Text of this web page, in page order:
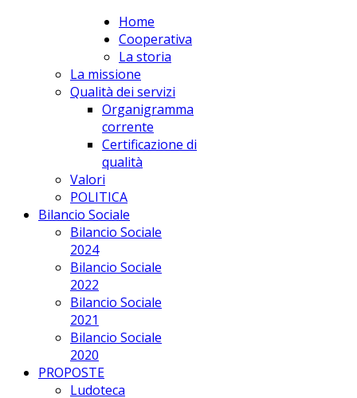
apPUNTO Scs Home
Cooperativa
La storia
La missione
Qualità dei servizi
Organigramma
corrente
Certificazione di
qualità
Valori
POLITICA
Bilancio Sociale
Bilancio Sociale
2024
Bilancio Sociale
2022
Bilancio Sociale
2021
Bilancio Sociale
2020
PROPOSTE
Ludoteca